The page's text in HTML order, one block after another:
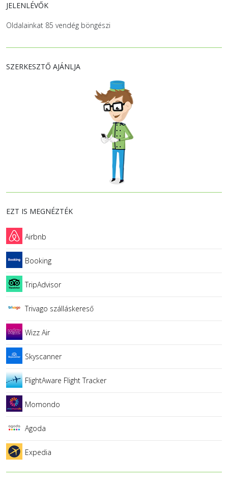
JELENLÉVŐK
Oldalainkat 85 vendég böngészi
SZERKESZTŐ AJÁNLJA
EZT IS MEGNÉZTÉK
Airbnb
Booking
TripAdvisor
Trivago szálláskereső
Wizz Air
Skyscanner
FlightAware Flight Tracker
Momondo
Agoda
Expedia